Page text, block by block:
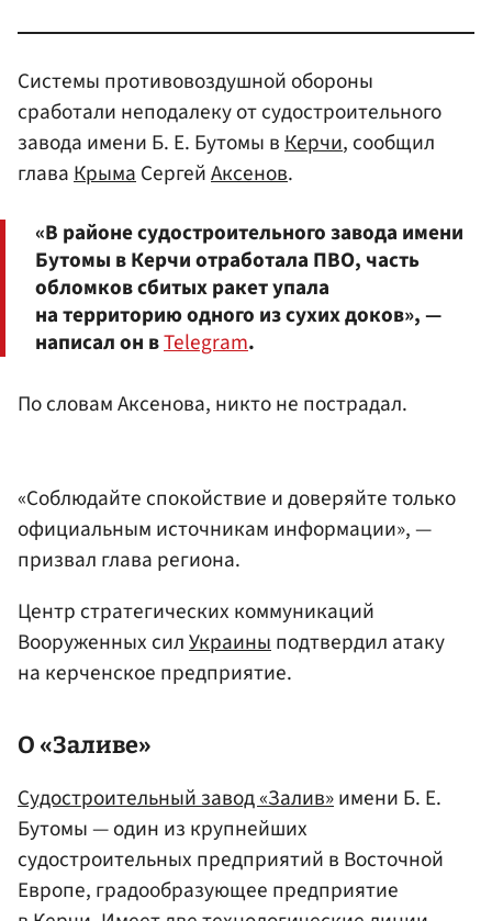
Системы противовоздушной обороны
сработали неподалеку от судостроительного
завода имени Б. Е. Бутомы в Керчи, сообщил
глава Крыма СергейАксенов.
«В районе судостроительного завода имени
Бутомы в Керчи отработала ПВО, часть
обломков сбитых ракет упала
на территорию одного из сухих доков», —
написал он вTelegram.
По словам Аксенова, никто не пострадал.
«Соблюдайте спокойствие и доверяйте только
официальным источникам информации», —
призвал глава региона.
Центр стратегических коммуникаций
Вооруженных силУкраиныподтвердил атаку
на керченское предприятие.
О «Заливе»
Судостроительный завод «Залив»имени Б. Е.
Бутомы — один из крупнейших
судостроительных предприятий в Восточной
Европе, градообразующее предприятие